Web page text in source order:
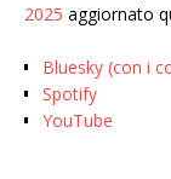
2025 aggiornato
Bluesky (con i
Spotify
YouTube